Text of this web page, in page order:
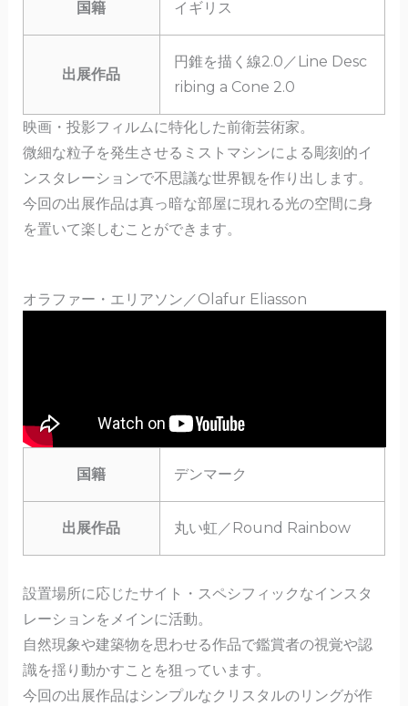
国籍 イギリス
出展作品
円錐を描く線2.0／Line Desc
ribing a Cone 2.0
映画・投影フィルムに特化した前衛芸術家。
微細な粒子を発生させるミストマシンによる彫刻的イ
ンスタレーションで不思議な世界観を作り出します。
今回の出展作品は真っ暗な部屋に現れる光の空間に身
を置いて楽しむことができます。
オラファー・エリアソン／Olafur Eliasson
国籍 デンマーク
出展作品 丸い虹／Round Rainbow
設置場所に応じたサイト・スペシフィックなインスタ
レーションをメインに活動。
自然現象や建築物を思わせる作品で鑑賞者の視覚や認
識を揺り動かすことを狙っています。
今回の出展作品はシンプルなクリスタルのリングが作